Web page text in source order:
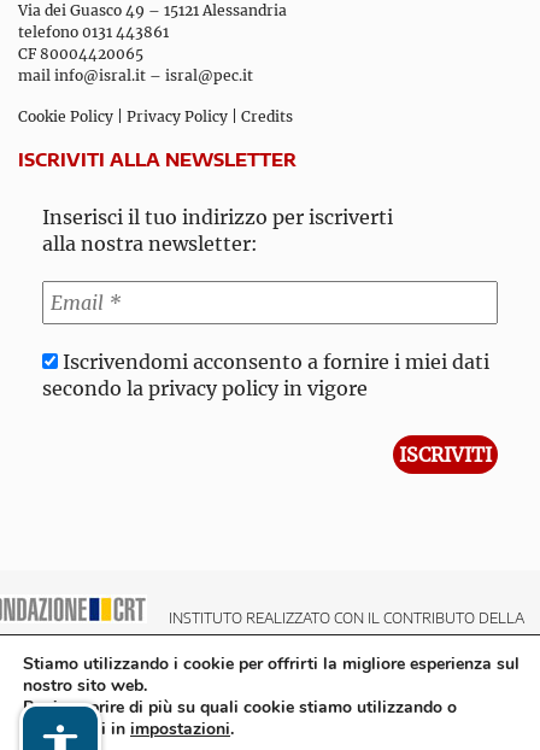
Via dei Guasco 49 – 15121 Alessandria
telefono 0131 443861
CF 80004420065
mail info@isral.it – isral@pec.it
Cookie Policy Privacy Policy Credits
ISCRIVITI ALLA NEWSLETTER
Inserisci il tuo indirizzo per iscriverti
alla nostra newsletter:
Iscrivendomi acconsento a fornire i miei dati
secondo la privacy policy in vigore
INSTITUTO REALIZZATO CON IL CONTRIBUTO DELLA
Stiamo utilizzando i cookie per offrirti la migliore esperienza sul
nostro sito web.
Puoi scoprire di più su quali cookie stiamo utilizzando o
disattivarli in impostazioni.